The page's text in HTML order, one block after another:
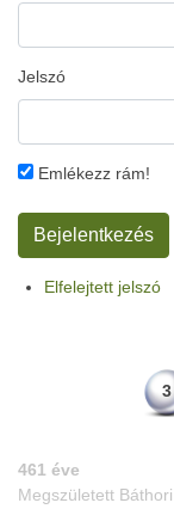
Jelszó
Emlékezz rám!
Elfelejtett jelszó
3